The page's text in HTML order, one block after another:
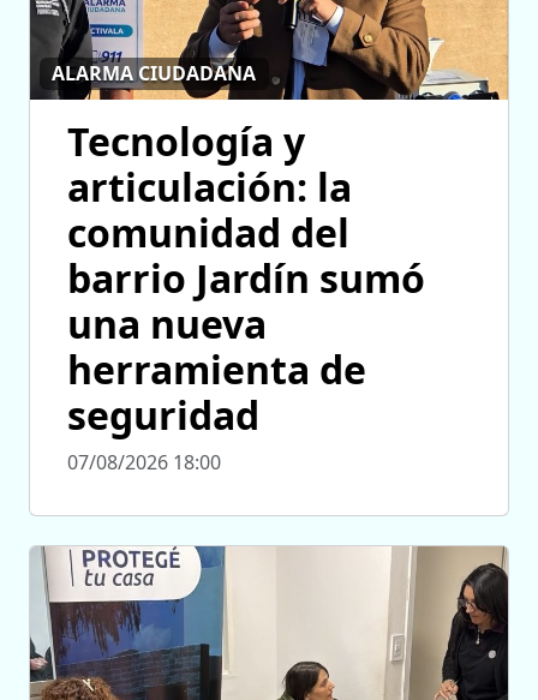
ALARMA CIUDADANA
Tecnología y
articulación: la
comunidad del
barrio Jardín sumó
una nueva
herramienta de
seguridad
07/08/2026 18:00